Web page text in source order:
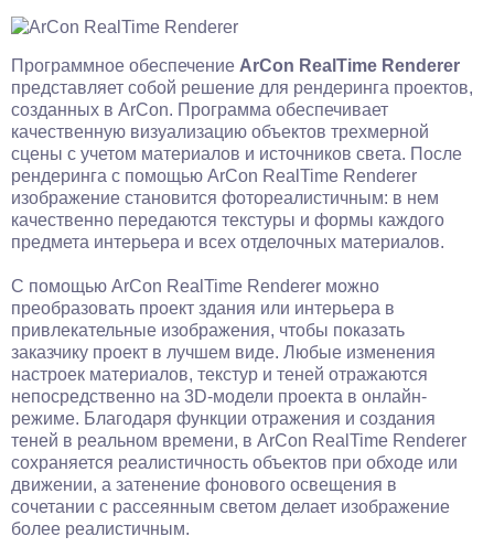
Программное обеспечение ArCon RealTime Renderer
представляет собой решение для рендеринга проектов,
созданных в ArCon. Программа обеспечивает
качественную визуализацию объектов трехмерной
сцены с учетом материалов и источников света. После
рендеринга с помощью ArCon RealTime Renderer
изображение становится фотореалистичным: в нем
качественно передаются текстуры и формы каждого
предмета интерьера и всех отделочных материалов.
С помощью ArCon RealTime Renderer можно
преобразовать проект здания или интерьера в
привлекательные изображения, чтобы показать
заказчику проект в лучшем виде. Любые изменения
настроек материалов, текстур и теней отражаются
непосредственно на 3D-модели проекта в онлайн-
режиме. Благодаря функции отражения и создания
теней в реальном времени, в ArCon RealTime Renderer
сохраняется реалистичность объектов при обходе или
движении, а затенение фонового освещения в
сочетании с рассеянным светом делает изображение
более реалистичным.